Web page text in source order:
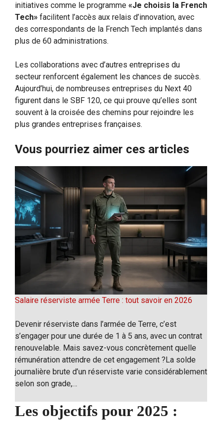
initiatives comme le programme «Je choisis la French
Tech» facilitent l’accès aux relais d’innovation, avec
des correspondants de la French Tech implantés dans
plus de 60 administrations.
Les collaborations avec d’autres entreprises du
secteur renforcent également les chances de succès.
Aujourd’hui, de nombreuses entreprises du Next 40
figurent dans le SBF 120, ce qui prouve qu’elles sont
souvent à la croisée des chemins pour rejoindre les
plus grandes entreprises françaises.
Vous pourriez aimer ces articles
Salaire réserviste armée Terre : tout savoir en 2026
Devenir réserviste dans l’armée de Terre, c’est
s’engager pour une durée de 1 à 5 ans, avec un contrat
renouvelable. Mais savez-vous concrètement quelle
rémunération attendre de cet engagement ?La solde
journalière brute d’un réserviste varie considérablement
selon son grade,…
Les objectifs pour 2025 :